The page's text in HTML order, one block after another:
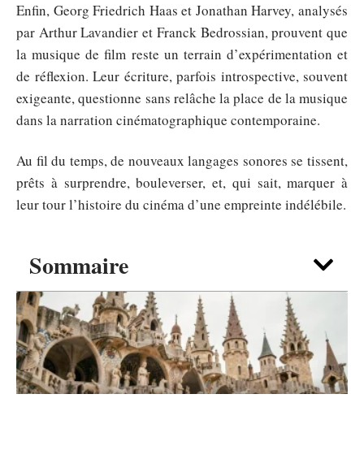
Sommaire
Enfin, Georg Friedrich Haas et Jonathan Harvey, analysés
par Arthur Lavandier et Franck Bedrossian, prouvent que
la musique de film reste un terrain d’expérimentation et
de réflexion. Leur écriture, parfois introspective, souvent
exigeante, questionne sans relâche la place de la musique
dans la narration cinématographique contemporaine.
Au fil du temps, de nouveaux langages sonores se tissent,
prêts à surprendre, bouleverser, et, qui sait, marquer à
leur tour l’histoire du cinéma d’une empreinte indélébile.